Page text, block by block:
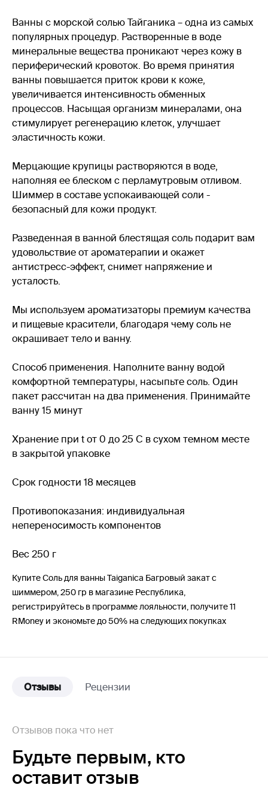
Ванны с морской солью Тайганика – одна из самых
популярных процедур. Растворенные в воде
минеральные вещества проникают через кожу в
периферический кровоток. Во время принятия
ванны повышается приток крови к коже,
увеличивается интенсивность обменных
процессов. Насыщая организм минералами, она
стимулирует регенерацию клеток, улучшает
эластичность кожи.
Мерцающие крупицы растворяются в воде,
наполняя ее блеском с перламутровым отливом.
Шиммер в составе успокаивающей соли -
безопасный для кожи продукт.
Разведенная в ванной блестящая соль подарит вам
удовольствие от ароматерапии и окажет
антистресс-эффект, снимет напряжение и
усталость.
Мы используем ароматизаторы премиум качества
и пищевые красители, благодаря чему соль не
окрашивает тело и ванну.
Способ применения. Наполните ванну водой
комфортной температуры, насыпьте соль. Один
пакет рассчитан на два применения. Принимайте
ванну 15 минут
Хранение при t от 0 до 25 С в сухом темном месте
в закрытой упаковке
Срок годности 18 месяцев
Противопоказания: индивидуальная
непереносимость компонентов
Вес 250 г
Купите Соль для ванны Taiganica Багровый закат с
шиммером, 250 гр в магазине Республика,
регистрируйтесь в программе лояльности, получите 11
RMoney и экономьте до 50% на следующих покупках
Отзывы Рецензии
Отзывов пока что нет
Будьте первым, кто
оставит отзыв